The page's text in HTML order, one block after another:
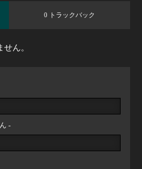
0 トラックバック
ん。
-